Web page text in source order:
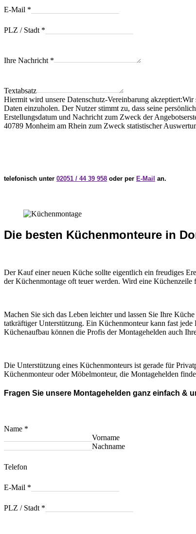
E-Mail *
PLZ / Stadt *
Ihre Nachricht *
Textabsatz
Hiermit wird unsere Datenschutz-Vereinbarung
Daten einzuholen. Der Nutzer stimmt zu, dass seine
Erstellungsdatum und Nachricht zum Zweck der
40789 Monheim am Rhein zum Zweck statistischer
telefonisch unter 02051 / 44 39 958 oder per E-Mail an.
Die besten Küchenmonteure in
Der Kauf einer neuen Küche sollte eigentlich ein freudiges
der Küchenmontage oft teuer werden. Wird eine
Machen Sie sich das Leben leichter und lassen Sie Ihre
tatkräftiger Unterstützung. Ein Küchenmonteur kann fast
Küchenaufbau können die Profis der Montagehelden auch
Die Unterstützung eines Küchenmonteurs ist gerade für
Küchenmonteur oder Möbelmonteur, die Montagehelden
Fragen Sie unsere Montagehelden ganz einfach &
Name *
Vorname
Nachname
Telefon
E-Mail *
PLZ / Stadt *